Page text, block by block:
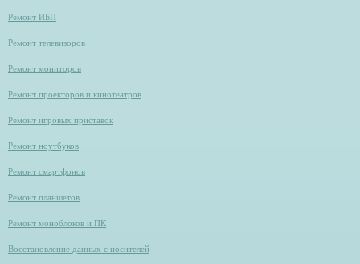
Ремонт ИБП
Ремонт телевизоров
Ремонт мониторов
Ремонт проекторов и кинотеатров
Ремонт игровых приставок
Ремонт ноутбуков
Ремонт смартфонов
Ремонт планшетов
Ремонт моноблоков и ПК
Восстановление данных с носителей